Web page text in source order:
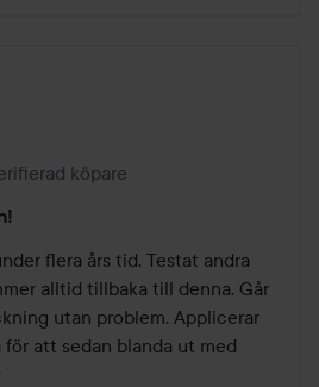
2 år
köpare
flera års tid. Testat andra
alltid tillbaka till denna. Går
utan problem. Applicerar
att sedan blanda ut med